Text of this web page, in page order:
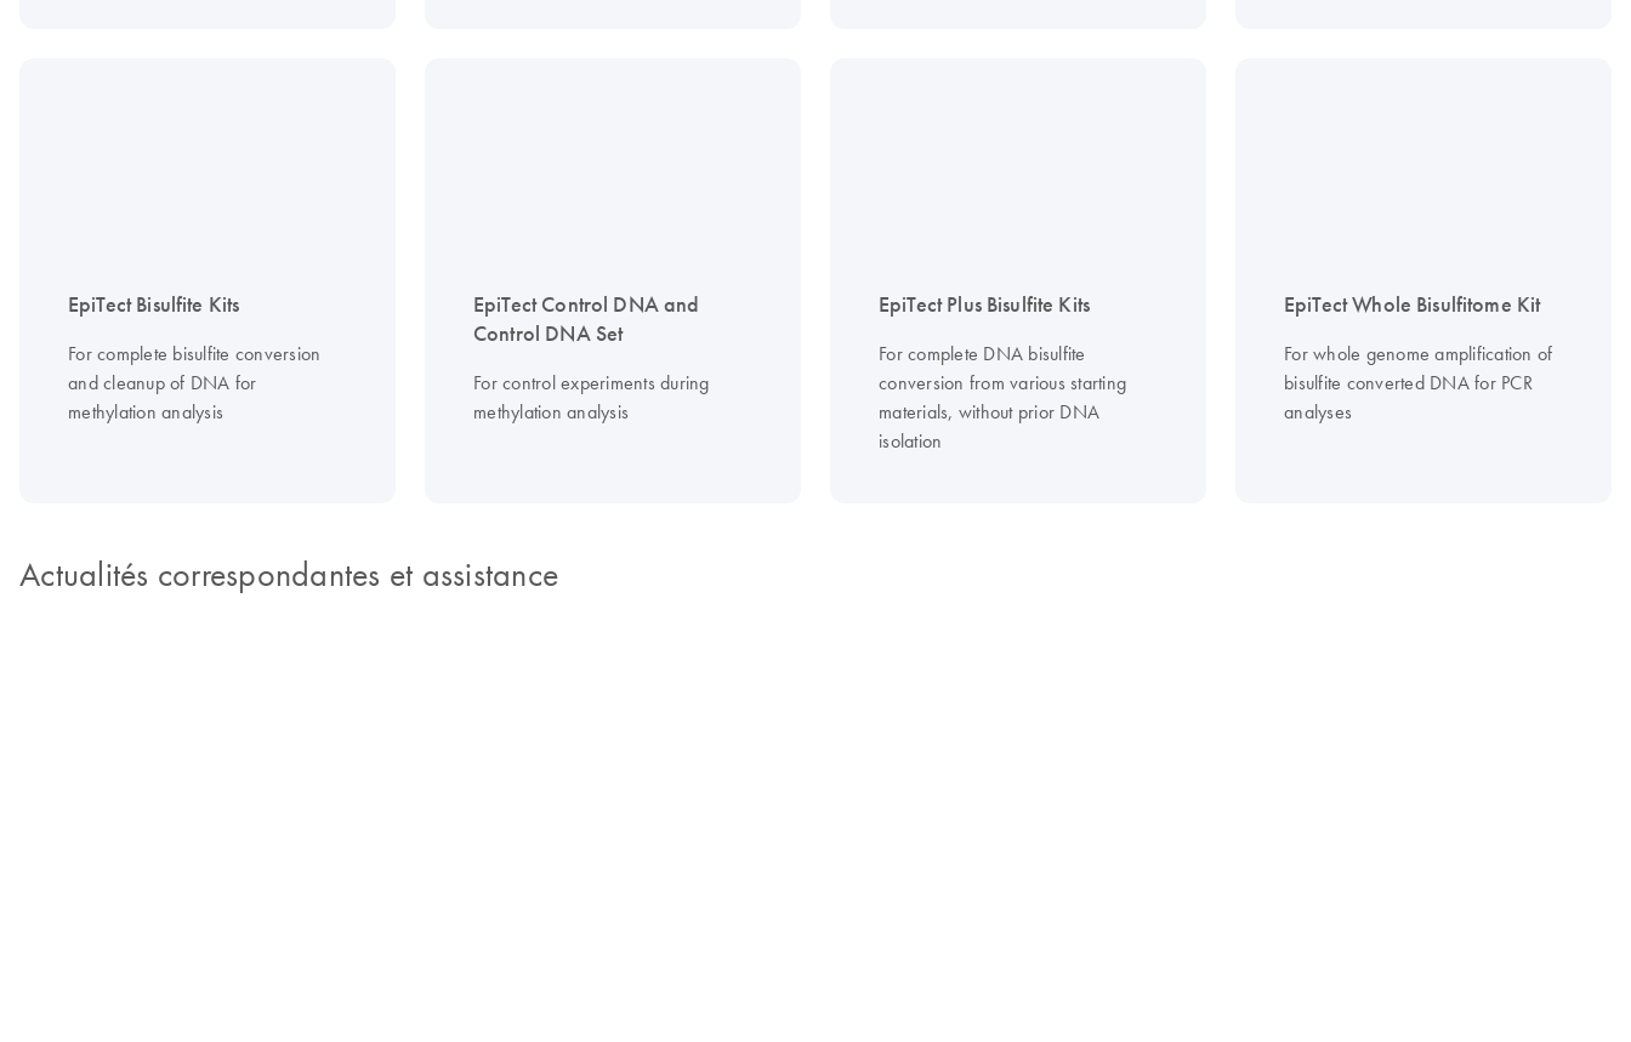
EpiTect Bisulfite Kits
For complete bisulfite conversion
and cleanup of DNA for
methylation analysis
EpiTect Control DNA and
Control DNA Set
For control experiments during
methylation analysis
EpiTect Plus Bisulfite Kits
For complete DNA bisulfite
conversion from various starting
materials, without prior DNA
isolation
EpiTect Whole Bisulfitome Kit
For whole genome amplification of
bisulfite converted DNA for PCR
analyses
Actualités correspondantes et assistance